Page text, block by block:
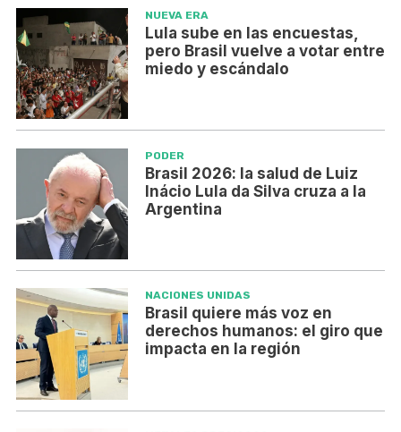
NUEVA ERA
Lula sube en las encuestas,
pero Brasil vuelve a votar entre
miedo y escándalo
PODER
Brasil 2026: la salud de Luiz
Inácio Lula da Silva cruza a la
Argentina
NACIONES UNIDAS
Brasil quiere más voz en
derechos humanos: el giro que
impacta en la región